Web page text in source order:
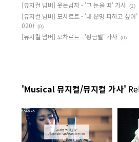
[뮤지컬 넘버] 웃는남자 - '그 눈을 떠' 가사 (1)
[뮤지컬 넘버] 모차르트 - '내 운명 피하고 싶어
020)
(0)
[뮤지컬 넘버] 모차르트 - '황금별' 가사 (0)
'Musical 뮤지컬/뮤지컬 가사'